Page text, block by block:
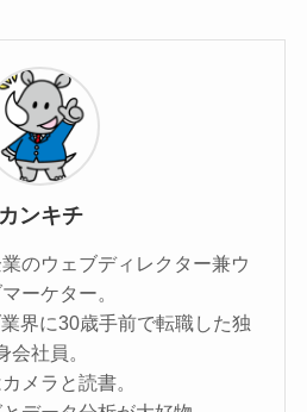
カンキチ
のウェブディレクター兼ウ
ーケター。
界に30歳手前で転職した独
会社員。
メラと読書。